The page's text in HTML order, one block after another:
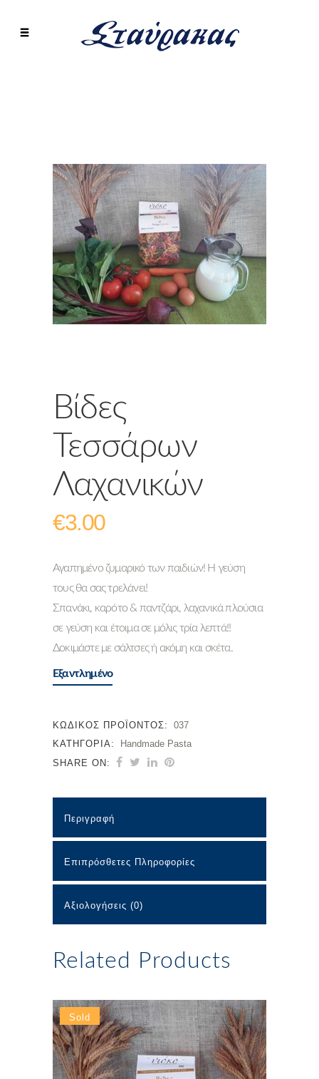
Βίδες
Τεσσάρων
Λαχανικών
€3.00
Αγαπημένο ζυμαρικό των παιδιών! Η γεύση
τους θα σας τρελάνει!
Σπανάκι, καρότο & παντζάρι, λαχανικά πλούσια
σε γεύση και έτοιμα σε μόλις τρία λεπτά!!
Δοκιμάστε με σάλτσες ή ακόμη και σκέτα.
Εξαντλημένο
ΚΩΔΙΚΌΣ ΠΡΟΪΌΝΤΟΣ:
037
ΚΑΤΗΓΟΡΊΑ:
Handmade Pasta
SHARE ON:
Περιγραφή
Επιπρόσθετες Πληροφορίες
Αξιολογήσεις (0)
Related Products